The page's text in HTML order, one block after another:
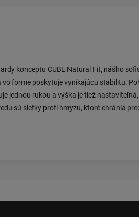
konceptu CUBE Natural Fit, nášho
forme poskytuje vynikajúcu stabilitu.
jednou rukou a výška je tiež
sú sieťky proti hmyzu, ktoré chránia